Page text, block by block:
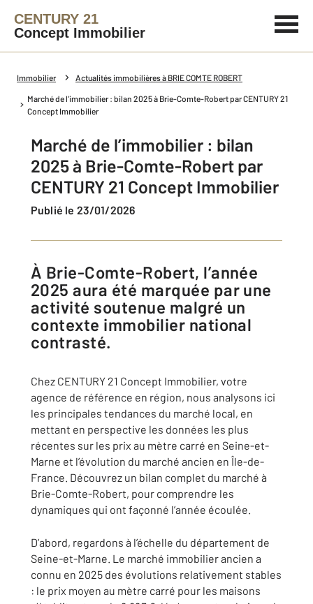
CENTURY 21
Concept Immobilier
Immobilier Actualités immobilières à BRIE COMTE ROBERT
Marché de l’immobilier : bilan 2025 à Brie-Comte-Robert par CENTURY 21
Concept Immobilier
Marché de l’immobilier : bilan
2025 à Brie-Comte-Robert par
CENTURY 21 Concept Immobilier
Publié le 23/01/2026
À Brie-Comte-Robert, l’année
2025 aura été marquée par une
activité soutenue malgré un
contexte immobilier national
contrasté.
Chez CENTURY 21 Concept Immobilier, votre
agence de référence en région, nous analysons ici
les principales tendances du marché local, en
mettant en perspective les données les plus
récentes sur les prix au mètre carré en Seine-et-
Marne et l’évolution du marché ancien en Île-de-
France. Découvrez un bilan complet du marché à
Brie-Comte-Robert, pour comprendre les
dynamiques qui ont façonné l’année écoulée.
D’abord, regardons à l’échelle du département de
Seine-et-Marne. Le marché immobilier ancien a
connu en 2025 des évolutions relativement stables
: le prix moyen au mètre carré pour les maisons